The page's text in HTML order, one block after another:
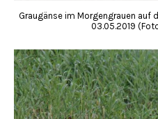
Graugänse im Morgengrauen auf
03.05.2019